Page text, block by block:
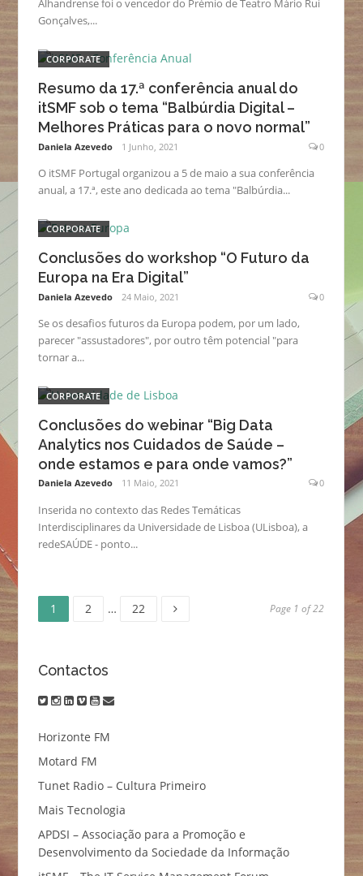
Alhandrense foi o vencedor do Prémio de Teatro Mário Rui
Gonçalves,...
CORPORATE
Resumo da 17.ª conferência anual do
itSMF sob o tema “Balbúrdia Digital –
Melhores Práticas para o novo normal”
Daniela Azevedo 1 Junho, 2021 0
O itSMF Portugal organizou a 5 de maio a sua conferência
anual, a 17.ª, este ano dedicada ao tema "Balbúrdia...
CORPORATE
Conclusões do workshop “O Futuro da
Europa na Era Digital”
Daniela Azevedo 24 Maio, 2021 0
Se os desafios futuros da Europa podem, por um lado,
parecer "assustadores", por outro têm potencial "para
tornar a...
CORPORATE
Conclusões do webinar “Big Data
Analytics nos Cuidados de Saúde –
onde estamos e para onde vamos?”
Daniela Azevedo 11 Maio, 2021 0
Inserida no contexto das Redes Temáticas
Interdisciplinares da Universidade de Lisboa (ULisboa), a
redeSAÚDE - ponto...
Navegação
artigos
Page
1 Page
2 … Page
22 Page 1 of 22
Contactos
twitter
instagram
linkedin
vimeoyoutube
email
Horizonte FM
Motard FM
Tunet Radio – Cultura Primeiro
Mais Tecnologia
APDSI – Associação para a Promoção e
Desenvolvimento da Sociedade da Informação